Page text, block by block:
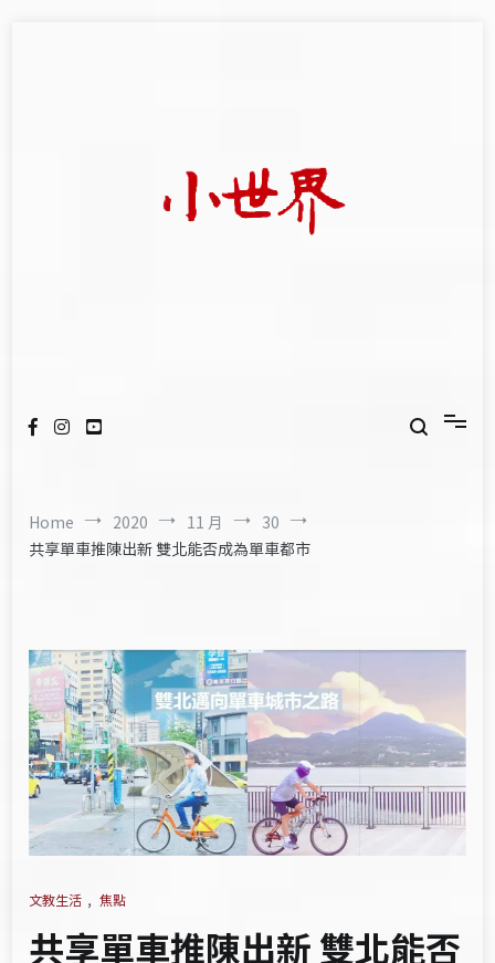
Home 2020 11 月
30
共享單車推陳出新 雙北能否成為單車都市
文教生活 , 焦點
共享單車推陳出新 雙北能否